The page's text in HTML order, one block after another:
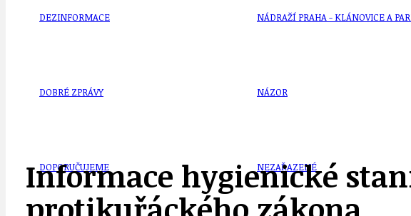
DEZINFORMACE
DOBRÉ ZPRÁVY
DOPORUČUJEME
NÁDRAŽÍ PRAHA - KLÁNOVICE A
NÁZOR
NEZAŘAZENÉ
Informace hygienické